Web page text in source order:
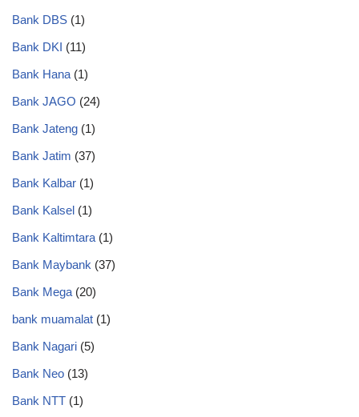
Bank DBS (1)
Bank DKI (11)
Bank Hana (1)
Bank JAGO (24)
Bank Jateng (1)
Bank Jatim (37)
Bank Kalbar (1)
Bank Kalsel (1)
Bank Kaltimtara (1)
Bank Maybank (37)
Bank Mega (20)
bank muamalat (1)
Bank Nagari (5)
Bank Neo (13)
Bank NTT (1)